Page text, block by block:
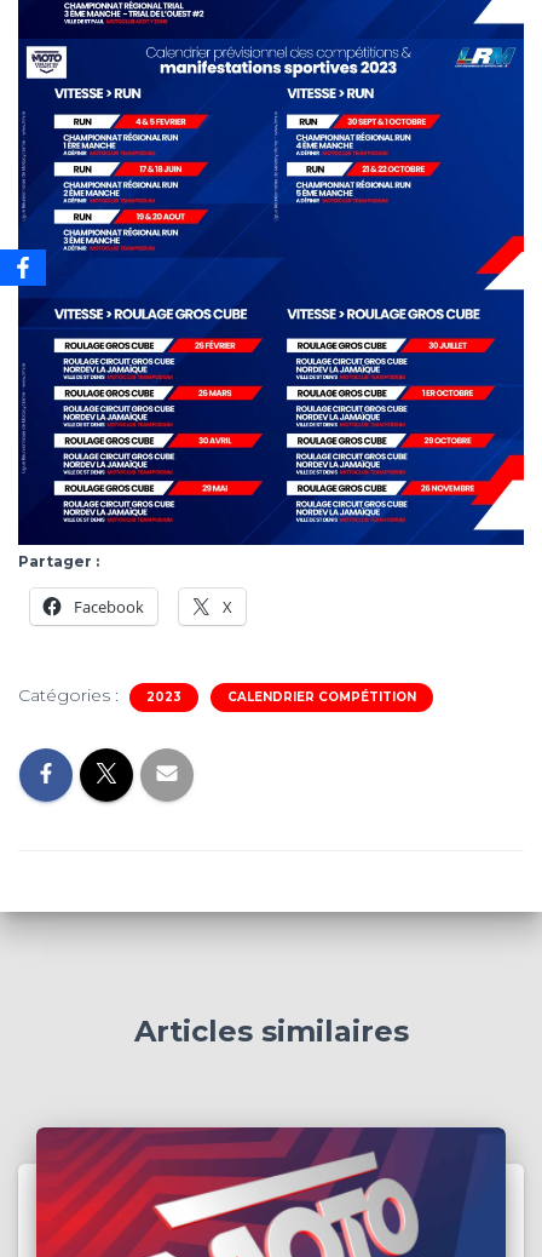
Partager :
Facebook X
Catégories : 2023 CALENDRIER COMPÉTITION
Articles similaires